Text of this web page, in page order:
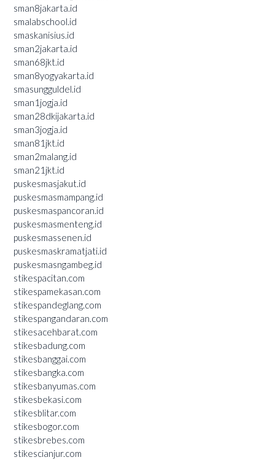
sman8jakarta.id
smalabschool.id
smaskanisius.id
sman2jakarta.id
sman68jkt.id
sman8yogyakarta.id
smasungguldel.id
sman1jogja.id
sman28dkijakarta.id
sman3jogja.id
sman81jkt.id
sman2malang.id
sman21jkt.id
puskesmasjakut.id
puskesmasmampang.id
puskesmaspancoran.id
puskesmasmenteng.id
puskesmassenen.id
puskesmaskramatjati.id
puskesmasngambeg.id
stikespacitan.com
stikespamekasan.com
stikespandeglang.com
stikespangandaran.com
stikesacehbarat.com
stikesbadung.com
stikesbanggai.com
stikesbangka.com
stikesbanyumas.com
stikesbekasi.com
stikesblitar.com
stikesbogor.com
stikesbrebes.com
stikescianjur.com